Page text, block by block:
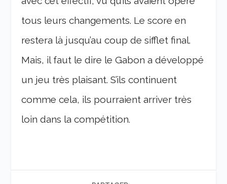
tous leurs changements. Le score en
restera là jusqu’au coup de sifflet final.
Mais, il faut le dire le Gabon a développé
un jeu très plaisant. S’ils continuent
comme cela, ils pourraient arriver très
loin dans la compétition.